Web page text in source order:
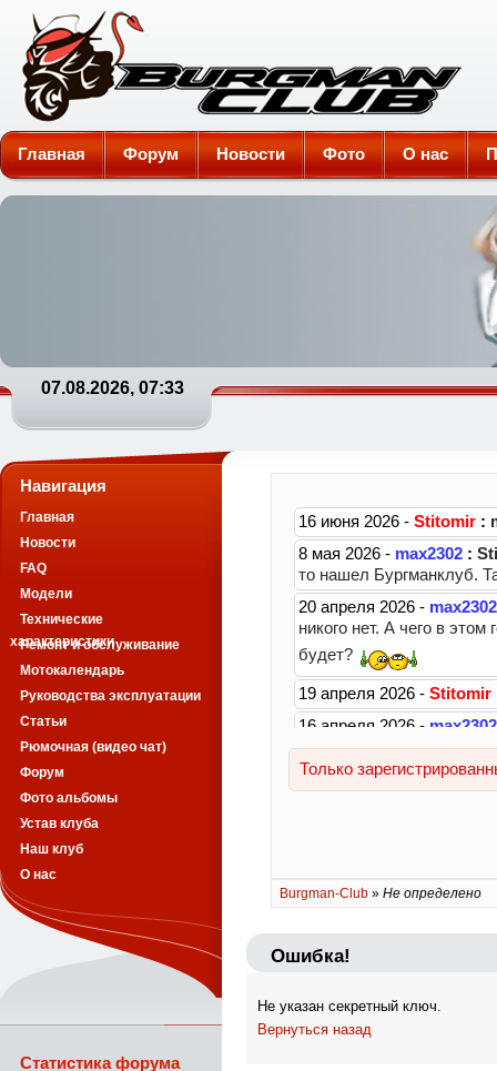
Burgman-Club
Главная Форум Новости Фото О нас
07.08.2026, 07:33
Burgman-Club » Не определено
Ошибка!
Не указан секретный ключ.
Вернуться назад
Навигация
Главная
Новости
FAQ
Модели
Технические
характеристики
Ремонт и обслуживание
Мотокалендарь
Руководства эксплуатации
Статьи
Рюмочная (видео чат)
Форум
Фото альбомы
Устав клуба
Наш клуб
О нас
Статистика форума